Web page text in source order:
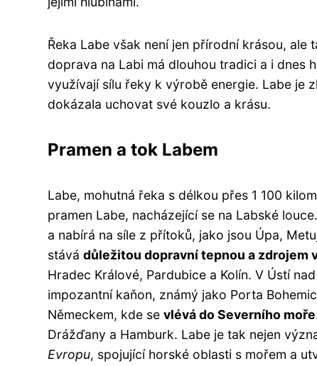
Řeka Labe však není jen přírodní krásou, ale
doprava na Labi má dlouhou tradici a i dnes
využívají sílu řeky k výrobě energie. Labe je
dokázala uchovat své kouzlo a krásu.
Pramen a tok Labem
Labe, mohutná řeka s délkou přes 1 100
pramen Labe, nacházející se na Labské
a nabírá na síle z přítoků, jako jsou Úpa,
stává důležitou dopravní tepnou a zdrojem
Hradec Králové, Pardubice a Kolín. V Ústí
impozantní kaňon, známý jako Porta
Německem, kde se vlévá do Severního moře
Drážďany a Hamburk. Labe je tak nejen
Evropu, spojující horské oblasti s mořem a